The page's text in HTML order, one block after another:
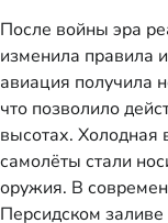
После войны эра
изменила правила
авиация получила
что позволило
высотах. Холодная
самолёты стали
оружия. В
Персидском